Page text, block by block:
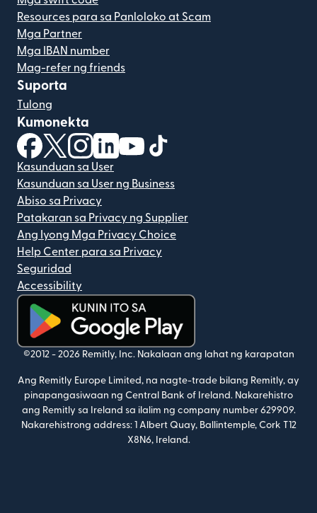
Resources para sa Panloloko at Scam
Mga Partner
Mga IBAN number
Mag-refer ng friends
Suporta
Tulong
Kumonekta
(bubukas sa bagong window)
(bubukas sa bagong window)
(bubukas sa bagong window)
(bubukas sa bagong window)
(bubukas sa bagong window)
Kasunduan sa User
Kasunduan sa User ng Business
Abiso sa Privacy
Patakaran sa Privacy ng Supplier
Ang Iyong Mga Privacy Choice
Help Center para sa Privacy
Seguridad
Accessibility
(bubukas sa bagong window)
©2012 - 2026 Remitly, Inc. Nakalaan ang lahat ng karapatan
Ang Remitly Europe Limited, na nagte-trade bilang Remitly, ay
pinapangasiwaan ng Central Bank of Ireland. Nakarehistro
ang Remitly sa Ireland sa ilalim ng company number 629909.
Nakarehistrong address: 1 Albert Quay, Ballintemple, Cork T12
X8N6, Ireland.